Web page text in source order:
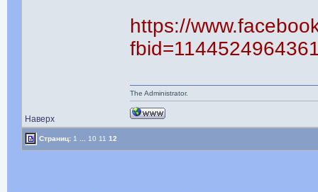
https://
Наверх
The Administrator.
Страниц: 1 10 11 12